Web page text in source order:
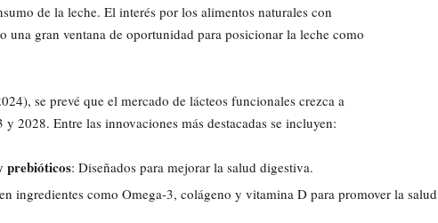
de la leche. El interés por los alimentos naturales con
una gran ventana de oportunidad para posicionar la leche como
se prevé que el mercado de lácteos funcionales crezca a
2028. Entre las innovaciones más destacadas se incluyen:
prebióticos: Diseñados para mejorar la salud digestiva.
ingredientes como Omega-3, colágeno y vitamina D para promover la salud